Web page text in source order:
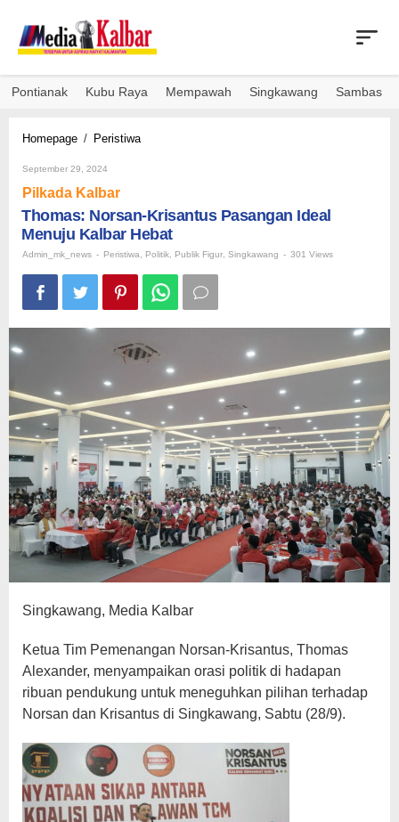
content
Pontianak Kubu Raya Mempawah Singkawang Sambas
Homepage / PeristiwaThomas:
Menuju
Kalbar
Hebat
September 29, 2024
Pilkada Kalbar
Thomas: Norsan-Krisantus Pasangan Ideal
Menuju Kalbar Hebat
Admin_mk_news - Peristiwa Politik Publik Figur Singkawang - 301 Views
Singkawang, Media Kalbar
Ketua Tim Pemenangan Norsan-Krisantus, Thomas
Alexander, menyampaikan orasi politik di hadapan
ribuan pendukung untuk meneguhkan pilihan terhadap
Norsan dan Krisantus di Singkawang, Sabtu (28/9).